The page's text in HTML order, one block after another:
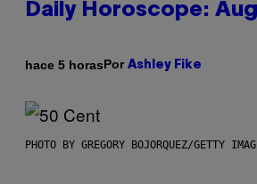
Daily Horoscope:
hace 5 horasPor Ashley Fike
PHOTO BY GREGORY BOJORQUEZ/GETTY